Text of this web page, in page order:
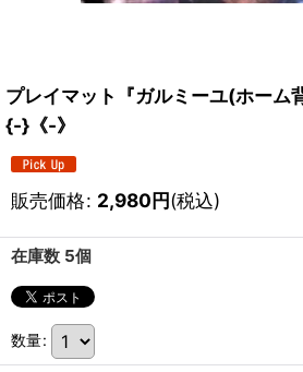
プレイマット『ガルミーユ(ホーム
{-}《-》
販売価格: 2,980円(税込)
在庫数 5個
数量: